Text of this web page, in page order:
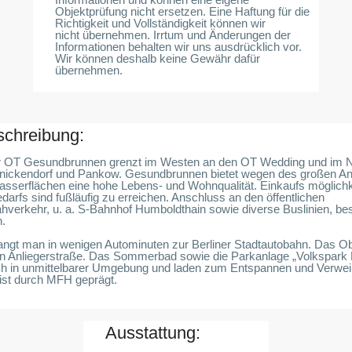
Objektprüfung nicht ersetzen. Eine Haftung für die
Richtigkeit und Vollständigkeit können wir
nicht übernehmen. Irrtum und Änderungen der
Informationen behalten wir uns ausdrücklich vor.
Wir können deshalb keine Gewähr dafür
übernehmen.
OT Gesundbrunnen grenzt im Westen an den OT Wedding und im
und Pankow. Gesundbrunnen bietet wegen des großen
eine hohe Lebens- und Wohnqualität. Einkaufs
sind fußläufig zu erreichen. Anschluss an den öffentlichen
u. a. S-Bahnhof Humboldthain sowie diverse Buslinien,
man in wenigen Autominuten zur Berliner Stadtautobahn. Das
Anliegerstraße. Das Sommerbad sowie die Parkanlage „Volkspark
in unmittelbarer Umgebung und laden zum Entspannen und
durch MFH geprägt.
Ausstattung: